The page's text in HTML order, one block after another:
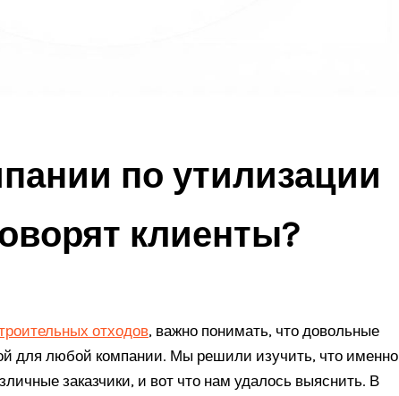
по утилизации
клиенты?
отходов, важно понимать, что довольные
для любой компании. Мы решили изучить, что именно
заказчики, и вот что нам удалось выяснить. В